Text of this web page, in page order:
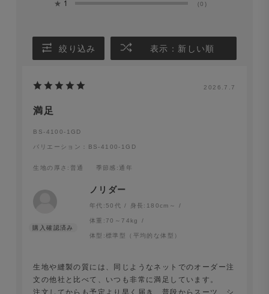
★ 1 (0)
絞り込み 表示：新しい順
2026.7.7
満足
BS-4100-1GD
バリエーション：BS-4100-1GD
生地の厚さ :普通 季節感 :通年
ノリダー
年代: 50代 身長: 180cm～
体重: 70～74kg
体型:標準型（平均的な体型）
生地や縫製の質には、同じようなネットでのオーダー注
文の他社と比べて、いつも非常に満足しています。